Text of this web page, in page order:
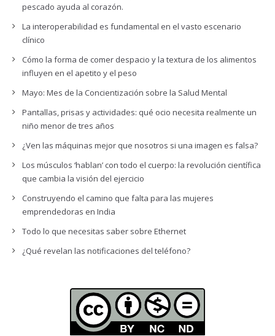
pescado ayuda al corazón.
La interoperabilidad es fundamental en el vasto escenario
clínico
Cómo la forma de comer despacio y la textura de los alimentos
influyen en el apetito y el peso
Mayo: Mes de la Concientización sobre la Salud Mental
Pantallas, prisas y actividades: qué ocio necesita realmente un
niño menor de tres años
¿Ven las máquinas mejor que nosotros si una imagen es falsa?
Los músculos ‘hablan’ con todo el cuerpo: la revolución científica
que cambia la visión del ejercicio
Construyendo el camino que falta para las mujeres
emprendedoras en India
Todo lo que necesitas saber sobre Ethernet
¿Qué revelan las notificaciones del teléfono?